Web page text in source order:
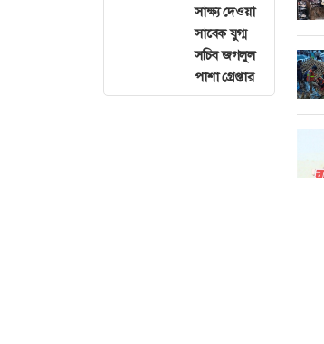
সাক্ষ্য দেওয়া
সাবেক যুগ্ম
সচিব জগলুল
পাশা গ্রেপ্তার